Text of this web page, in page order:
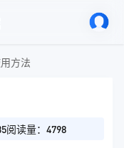
方法
阅读量：4798